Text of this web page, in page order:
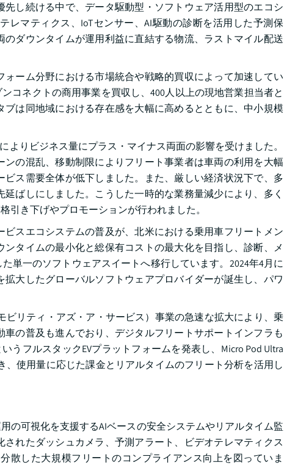
し続ける中で、データ駆動型・ソフトウェア活用型のエコシ
レマティクス、IoTセンサー、AI駆動の診断を活用した予測保
ダウンタイムが運用利益に直結する物流、ラストマイル配送
ーム分野における市場統合や戦略的買収によって加速してい
コネクトの商用事業を買収し、400人以上の現地営業担当者と
は同地域における存在感を大幅に高めるとともに、中小規模
よりビジネス量にプラス・マイナス両面の影響を受けました。
の混乱、移動制限によりフリート事業者は車両の利用を大幅
ス需要全体が低下しました。また、厳しい経済状況下で、多
ばしにしました。こうした一時的な業務量減少により、多く
き下げやプロモーションが行われました。
スエコシステムの普及が、北米における乗用車フリートメン
タイムの最小化と総保有コストの最大化を目指し、診断、メ
単一のソフトウェアスイートへ移行しています。2024年4月に
大したグローバルソフトウェアプロバイダーが誕生し、パワ
リティ・アズ・ア・サービス）事業の急速な拡大により、乗
の普及も進んでおり、デジタルフリートサポートインフラも
うフルスタックEVプラットフォームを発表し、Micro Pod Ultra
使用量に応じた課金とリアルタイムのフリート分析を活用し
の可視化を支援するAIベースの安全システムやリアルタイム監
れたダッシュカメラ、予測アラート、ビデオテレマティクス
散した大規模フリートのコンプライアンス向上を図っていま